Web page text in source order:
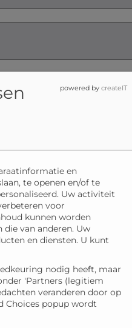
en
te openen en/of te
Uw activiteit
voor
kunnen worden
van anderen. Uw
en diensten. U kunt
nodig heeft, maar
'Partners (legitiem
veranderen door op
Choices popup wordt
powered by createIT